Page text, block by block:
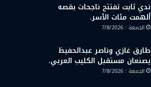
ندي ثابت تفتتح ناجحات بقصه
ألهمت مئات الأسر.
الجمعة : 7/8/2026
طارق غازي وناصر عبدالحفيظ
يصنعان مستقبل الكليب العربي.
الجمعة : 7/8/2026